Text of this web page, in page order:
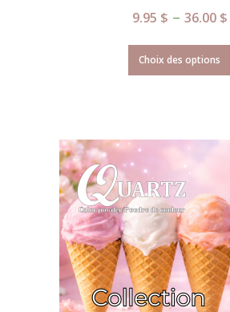
9.95 $ – 36.00 $
Choix des options